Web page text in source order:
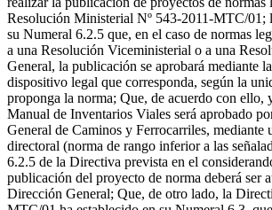
Resolución Ministerial Nº 543-2011-MTC/01;
su Numeral 6.2.5 que, en el caso de normas
a una Resolución Viceministerial o a una
General, la publicación se aprobará mediante
dispositivo legal que corresponda, según la
proponga la norma; Que, de acuerdo con ello,
Manual de Inventarios Viales será aprobado
General de Caminos y Ferrocarriles, mediante
directoral (norma de rango inferior a las
6.2.5 de la Directiva prevista en el
publicación del proyecto de norma deberá ser
Dirección General; Que, de otro lado, la